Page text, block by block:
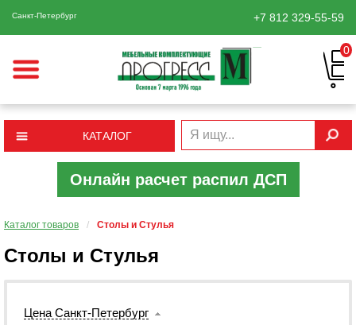
Санкт-Петербург +7 812 329-55-59
0
КАТАЛОГ
Онлайн расчет распил ДСП
Каталог товаров / Столы и Стулья
Столы и Стулья
Цена Санкт-Петербург